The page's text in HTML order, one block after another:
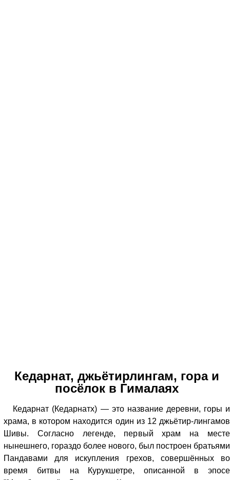
Кедарнат, джьётирлингам, гора и
посёлок в Гималаях
Кедарнат (Кедарнатх) — это название деревни, горы и
храма, в котором находится один из 12 джьётир-лингамов
Шивы. Согласно легенде, первый храм на месте
нынешнего, гораздо более нового, был построен братьями
Пандавами для искупления грехов, совершённых во
время битвы на Курукшетре, описанной в эпосе